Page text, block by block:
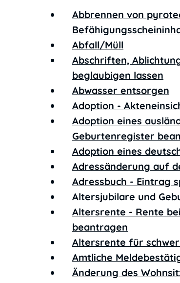
Abbrennen von
Abfall/Müll
Abschriften,
beglaubigen lassen
Abwasser entsorgen
Adoption -
Adoption eines
Geburtenregister
Adoption eines
Adressänderung auf
Adressbuch - Eintrag
Altersjubilare und
Altersrente - Rente
beantragen
Altersrente für
Amtliche
Änderung des